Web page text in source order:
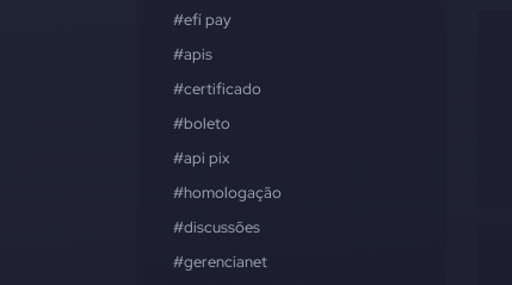
#efí pay
#apis
#certificado
#boleto
#api pix
#homologação
#discussões
#gerencianet